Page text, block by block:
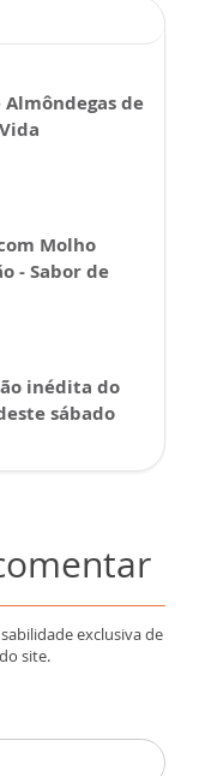
Almôndegas de
Molho
- Sabor de
inédita do
sábado
exclusiva de
site.